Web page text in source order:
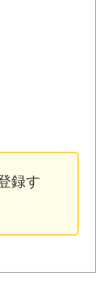
録す